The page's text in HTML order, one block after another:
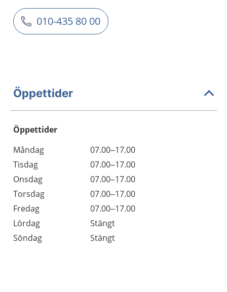
010-435 80 00
Öppettider
Öppettider
Dag
Öppettider
Kommentarer
Måndag
07.00–17.00
Tisdag
07.00–17.00
Onsdag
07.00–17.00
Torsdag
07.00–17.00
Fredag
07.00–17.00
Lördag
Stängt
Söndag
Stängt